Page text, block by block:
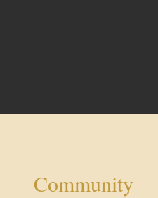
Community